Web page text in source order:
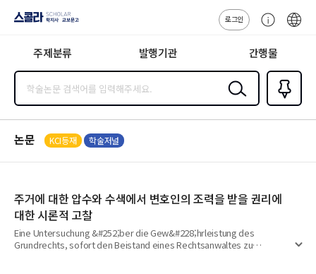
지사·교보문고
로그인
센
주제분류 발행기관 간행물
검색
즐겨찾
기0
논문 KCI등재 학술저널
주거에 대한 압수와 수색에서 변호인의 조력을 받을 권리에
대한 시론적 고찰
Eine Untersuchung &#252;ber die Gew&#228;hrleistung des
Grundrechts, sofort den Beistand eines Rechtsanwaltes zu